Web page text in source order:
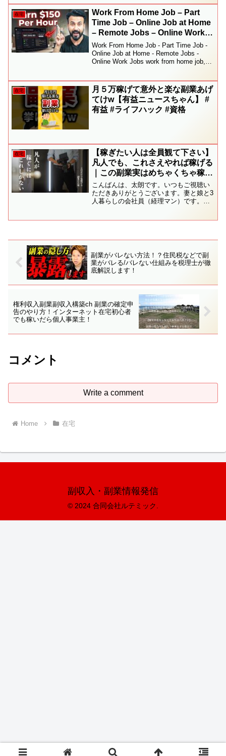
在宅
Work From Home Job – Part
Time Job – Online Job at Home
– Remote Jobs – Online Work
Jobs
Work From Home Job - Part Time Job -
Online Job at Home - Remote Jobs -
Online Work Jobs work from home job,
在宅
月５万稼げて意外と楽な副業あげ
てけw【有益ニュースちゃん】 #
有益 #ライフハック #資格
在宅
【稼ぎたい人は全員観て下さい】
凡人でも、これさえやれば稼げる
｜この副業実はめちゃくちゃ稼げ
ます。在宅ワークお金を増やした
い人にオススメ｜月5万円の副収
入を手に入れよう｜サラリーマン
こんばんは、太朗です。いつもご視聴い
ただきありがとうございます。妻と娘と3
人暮らしの会社員（経理マン）です。
副業がバレない方法！？住民税などで副
業がバレる/バレない仕組みを税理士が徹
底解説します！
権利収入副業副収入構築ch 副業の確定申
告のやり方！インターネット在宅初心者
でも稼いだら個人事業主！
コメント
Write a comment
Home 在宅
副収入・副業情報発信
© 2024 合同会社ルテミック.